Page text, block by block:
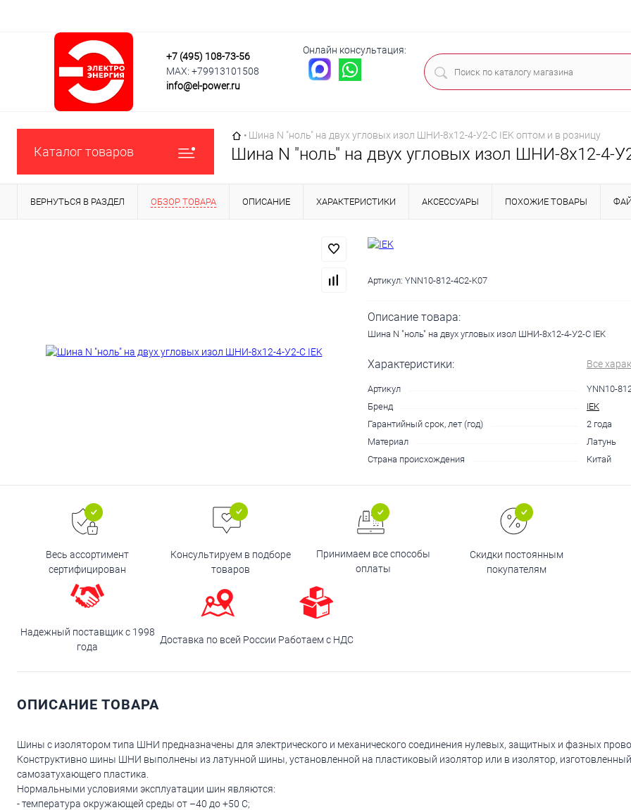
+7 (495) 108-73-56
MAX: +79913101508
info@el-power.ru
Онлайн консультация:
Каталог товаров
Главная страница
• Шина N "ноль" на двух угловых изол ШНИ-8х12-4-У2-С IEK оптом и в розницу
Шина N "ноль" на двух угловых изол ШНИ-8х12-4-
ВЕРНУТЬСЯ В РАЗДЕЛ ОБЗОР ТОВАРА ОПИСАНИЕ ХАРАКТЕРИСТИКИ АКСЕССУАРЫ ПОХОЖИЕ ТОВАРЫ
Артикул: YNN10-812-4C2-K07
Описание товара:
Шина N "ноль" на двух угловых изол ШНИ-8х12-4-У2-С IEK
Характеристики: Все
Артикул
YNN10-
Бренд
IEK
Гарантийный срок, лет (год)
2 года
Материал
Латунь
Страна происхождения
Китай
Весь ассортимент
сертифицирован
Консультируем в подборе
товаров
Принимаем все способы
оплаты
Скидки постоянным
покупателям
Надежный поставщик с 1998
года
Доставка по всей России Работаем с НДС
ОПИСАНИЕ ТОВАРА
Шины с изолятором типа ШНИ предназначены для электрического и механического соединения нулевых, защитных и фазных
Конструктивно шины ШНИ выполнены из латунной шины, установленной на пластиковый изолятор или в изолятор,
самозатухающего пластика.
Нормальными условиями эксплуатации шин являютcя:
- температура окружающей среды от –40 до +50 С;